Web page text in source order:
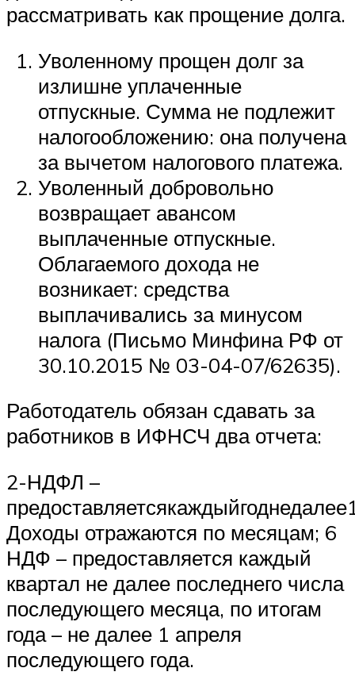
рассматривать как прощение долга.
Уволенному прощен долг за
излишне уплаченные
отпускные. Сумма не подлежит
налогообложению: она получена
за вычетом налогового платежа.
Уволенный добровольно
возвращает авансом
выплаченные отпускные.
Облагаемого дохода не
возникает: средства
выплачивались за минусом
налога (Письмо Минфина РФ от
30.10.2015 № 03-04-07/62635).
Работодатель обязан сдавать за
работников в ИФНСЧ два отчета:
2-НДФЛ –
Доходы отражаются по месяцам; 6
НДФ – предоставляется каждый
квартал не далее последнего числа
последующего месяца, по итогам
года – не далее 1 апреля
последующего года.